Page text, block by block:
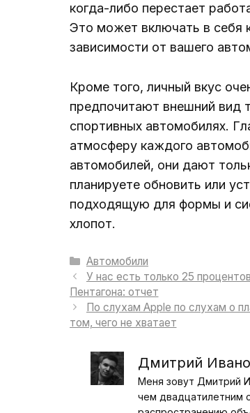
когда-либо перестает
Это может включать в себя
зависимости от вашего
Кроме того, личный вкус
предпочитают внешний вид
спортивных автомобилях.
атмосферу каждого
автомобилей, они дают
планируете обновить или
подходящую для формы и
хлопот.
Рубрики
Автомобили
У нас есть только 25
Пентагона: отчет
По слухам Apple по слухам о
том, чего не хватает
Дмитрий
Меня зовут Дмитрий
чем двадцатилетним